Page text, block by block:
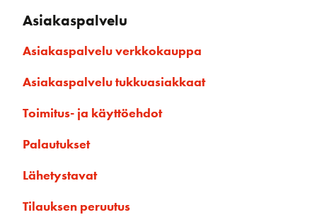
Asiakaspalvelu
Asiakaspalvelu verkkokauppa
Asiakaspalvelu tukkuasiakkaat
Toimitus- ja käyttöehdot
Palautukset
Lähetystavat
Tilauksen peruutus